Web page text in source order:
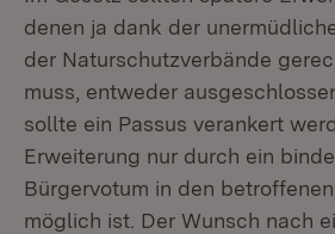
denen ja dank der
der Naturschutzverbände
muss, entweder
sollte ein Passus verankert
Erweiterung nur durch ein
Bürgervotum in den
möglich ist. Der Wunsch nach